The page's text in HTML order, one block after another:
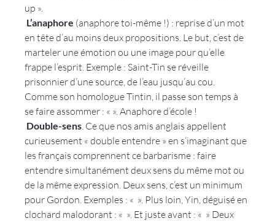
up ».
L’anaphore (anaphore toi-même !) : reprise d’un mot
en tête d’au moins deux propositions. Le but, c’est de
marteler une émotion ou une image pour qu’elle
frappe l’esprit . Exemple : Saint-Tin se réveille
prisonnier d’une source, de l’eau jusqu’au cou.
Comme son homologue Tintin, il passe son temps à
se faire assommer : « ». Anaphore d’école !
Double-sens . Ce que nos amis anglais appellent
curieusement « double entendre » en s’imaginant que
les français comprennent ce barbarisme : faire
entendre simultanément deux sens du même mot ou
de la même expression . Deux sens, c’est un minimum
pour Gordon. Exemples : « ». Plus loin, Yin, déguisé en
clochard malodorant : « ». Et juste avant : « » Deux